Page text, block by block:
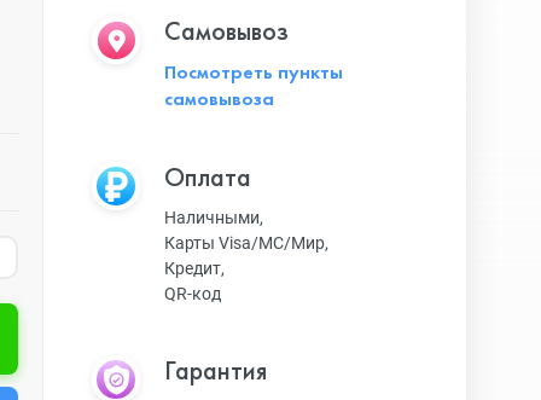
Самовывоз
Посмотреть пункты
самовывоза
Оплата
Наличными,
Карты Visa/MC/Мир,
Кредит,
QR-код
Гарантия